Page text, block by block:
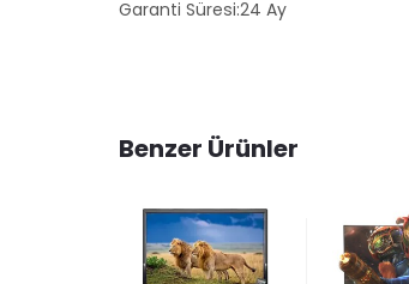
Garanti Süresi:24 Ay
Benzer Ürünler